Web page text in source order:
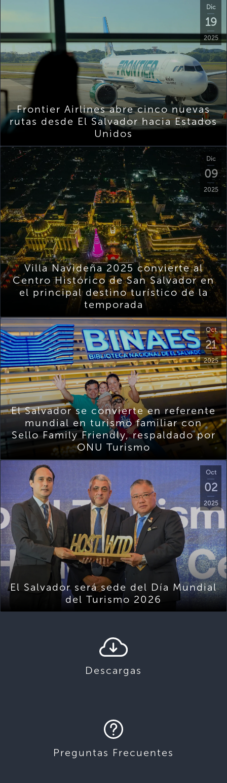
Dic
19
2025
Frontier Airlines abre cinco nuevas
rutas desde El Salvador hacia Estados
Unidos
Dic
09
2025
Villa Navideña 2025 convierte al
Centro Histórico de San Salvador en
el principal destino turístico de la
temporada
Oct
21
2025
El Salvador se convierte en referente
mundial en turismo familiar con
Sello Family Friendly, respaldado por
ONU Turismo
Oct
02
2025
El Salvador será sede del Día Mundial
del Turismo 2026
Descargas
Preguntas Frecuentes